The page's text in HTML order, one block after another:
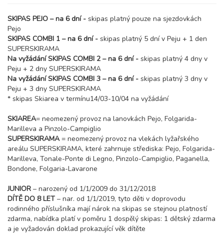
03.04. - 10.04.27
sobota - sobota
8 dní (7 nocí)
15 400 Kč
SKIPAS PEJO – na 6 dní - skipas platný pouze na sjezdovkách
Pejo
SKIPAS COMBI 1 – na 6 dní - skipas platný 5 dní v Peju + 1 den
SUPERSKIRAMA
Na vyžádání SKIPAS COMBI 2 – na 6 dní - skipas platný 4 dny v
Peju + 2 dny SUPERSKIRAMA
Na vyžádání SKIPAS COMBI 3 – na 6 dní - skipas platný 3 dny v
Peju + 3 dny SUPERSKIRAMA
* skipas Skiarea v termínu14/03-10/04 na vyžádání
SKIAREA= neomezený provoz na lanovkách Pejo, Folgarida-
Marilleva a Pinzolo-Campiglio
SUPERSKIRAMA= neomezený provoz na vlekách lyžařského
areálu SUPERSKIRAMA, které zahrnuje střediska: Pejo, Folgarida-
Marilleva, Tonale-Ponte di Legno, Pinzolo-Campiglio, Paganella,
Bondone, Folgaria-Lavarone
JUNIOR – narozený od 1/1/2009 do 31/12/2018
DÍTĚ DO 8 LET – nar. od 1/1/2019, tyto děti v doprovodu
rodinného příslušníka mají nárok na skipas se stejnou platností
zdarma, nabídka platí v poměru 1 dospělý skipas: 1 dětský zdarma
a je vyžadován doklad prokazující věk dítěte